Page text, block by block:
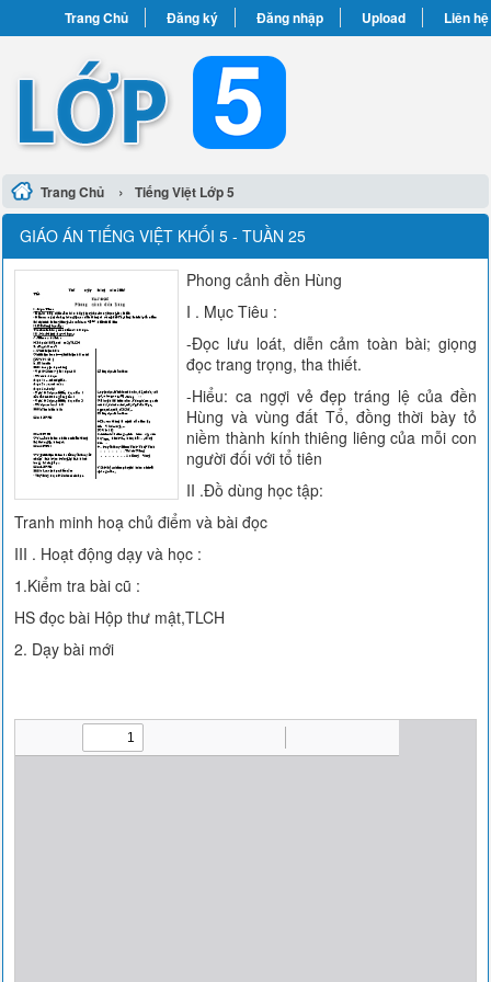
Trang Chủ Đăng ký Đăng nhập Upload Liên hệ
Trang Chủ › Tiếng Việt Lớp 5
GIÁO ÁN TIẾNG VIỆT KHỐI 5 - TUẦN 25
Phong cảnh đền Hùng
I . Mục Tiêu :
-Đọc lưu loát, diễn cảm toàn bài; giọng
đọc trang trọng, tha thiết.
-Hiểu: ca ngợi vẻ đẹp tráng lệ của đền
Hùng và vùng đất Tổ, đồng thời bày tỏ
niềm thành kính thiêng liêng của mỗi con
người đối với tổ tiên
II .Đồ dùng học tập:
Tranh minh hoạ chủ điểm và bài đọc
III . Hoạt động dạy và học :
1.Kiểm tra bài cũ :
HS đọc bài Hộp thư mật,TLCH
2. Dạy bài mới